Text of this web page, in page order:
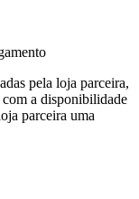
pela loja parceira,
a disponibilidade
parceira uma